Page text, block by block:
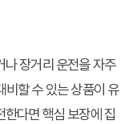
나 장거리 운전을 자주
비할 수 있는 상품이 유
한다면 핵심 보장에 집